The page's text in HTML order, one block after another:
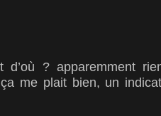
d’où ? apparemment
me plait bien, un